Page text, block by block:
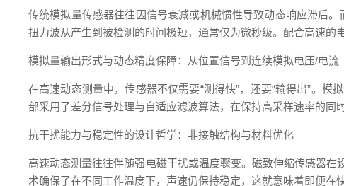
传统模拟量传感器往往因信号衰减或机械惯性导致动态响应滞后
扭力波从产生到被检测的时间极短，通常仅为微秒级。配合高速的
模拟量输出形式与动态精度保障：从位置信号到连续模拟电压/电流
在高速动态测量中，传感器不仅需要“测得快”，还要“输得出”。
部采用了差分信号处理与自适应滤波算法，在保持高采样速率的同
抗干扰能力与稳定性的设计哲学：非接触结构与材料优化
高速动态测量往往伴随强电磁干扰或温度骤变。磁致伸缩传感器
术确保了在不同工作温度下，声速仍保持稳定，这就意味着即便在